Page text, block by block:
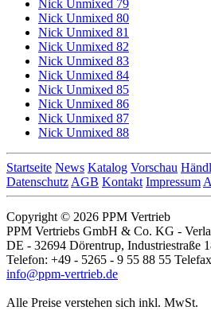
Nick Unmixed 79
Nick Unmixed 80
Nick Unmixed 81
Nick Unmixed 82
Nick Unmixed 83
Nick Unmixed 84
Nick Unmixed 85
Nick Unmixed 86
Nick Unmixed 87
Nick Unmixed 88
Startseite News Katalog Vorschau
Datenschutz AGB Kontakt Impressum
Copyright © 2026 PPM Vertrieb
PPM Vertriebs GmbH & Co. KG -
DE - 32694 Dörentrup, Industriestraße
Telefon: +49 - 5265 - 9 55 88 55
info@ppm-vertrieb.de
Alle Preise verstehen sich inkl. MwSt.